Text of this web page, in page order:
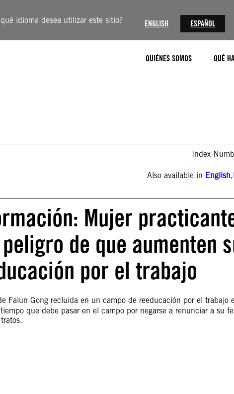
idioma desea utilizar este sitio? ENGLISH ESPAÑOL
QUIÉNES SOMOS QUÉ
Index
Also available in English,
Mujer
de que aumenten
por el trabajo
Falun Gong recluida en un campo de reeducación por el trabajo
que debe pasar en el campo por negarse a renunciar a su